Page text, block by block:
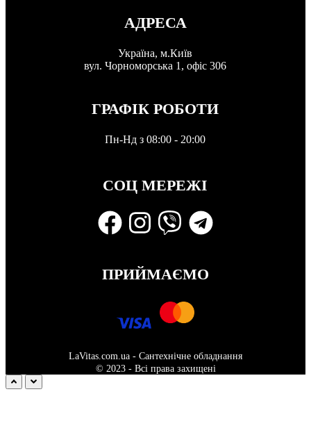
АДРЕСА
Україна, м.Київ
вул. Чорноморська 1, офіс 306
ГРАФІК РОБОТИ
Пн-Нд з 08:00 - 20:00
СОЦ МЕРЕЖІ
ПРИЙМАЄМО
LaVitas.com.ua - Сантехнічне обладнання
© 2023 - Всі права захищені